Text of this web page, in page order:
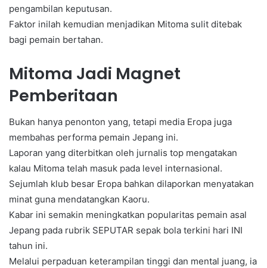
pengambilan keputusan.
Faktor inilah kemudian menjadikan Mitoma sulit ditebak
bagi pemain bertahan.
Mitoma Jadi Magnet
Pemberitaan
Bukan hanya penonton yang, tetapi media Eropa juga
membahas performa pemain Jepang ini.
Laporan yang diterbitkan oleh jurnalis top mengatakan
kalau Mitoma telah masuk pada level internasional.
Sejumlah klub besar Eropa bahkan dilaporkan menyatakan
minat guna mendatangkan Kaoru.
Kabar ini semakin meningkatkan popularitas pemain asal
Jepang pada rubrik SEPUTAR sepak bola terkini hari INI
tahun ini.
Melalui perpaduan keterampilan tinggi dan mental juang, ia